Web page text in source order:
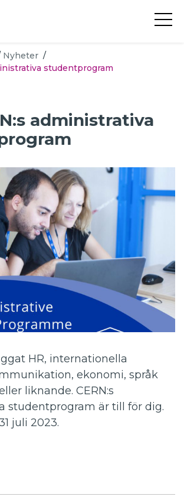
Nyheter /
studentprogram
administrativa
HR, internationella
ekonomi, språk
liknande. CERN:s
studentprogram är till för dig.
juli 2023.